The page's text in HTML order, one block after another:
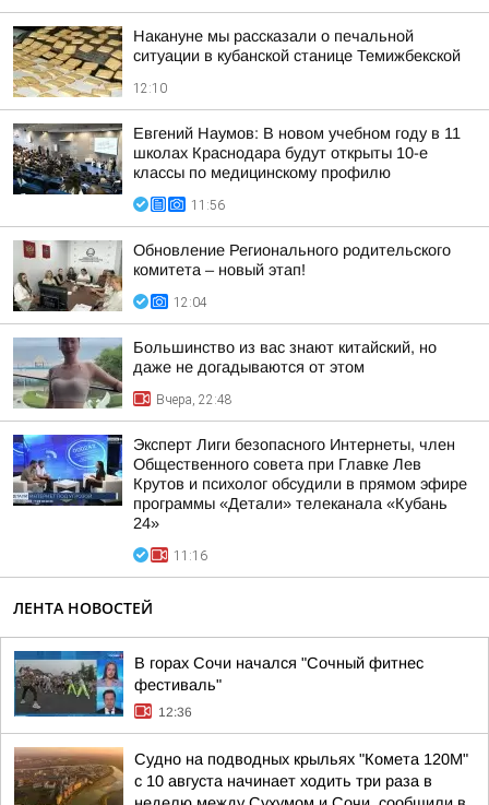
Накануне мы рассказали о печальной
ситуации в кубанской станице Темижбекской
12:10
Евгений Наумов: В новом учебном году в 11
школах Краснодара будут открыты 10-е
классы по медицинскому профилю
11:56
Обновление Регионального родительского
комитета – новый этап!
12:04
Большинство из вас знают китайский, но
даже не догадываются от этом
Вчера, 22:48
Эксперт Лиги безопасного Интернеты, член
Общественного совета при Главке Лев
Крутов и психолог обсудили в прямом эфире
программы «Детали» телеканала «Кубань
24»
11:16
ЛЕНТА НОВОСТЕЙ
В горах Сочи начался "Сочный фитнес
фестиваль"
12:36
Судно на подводных крыльях "Комета 120М"
с 10 августа начинает ходить три раза в